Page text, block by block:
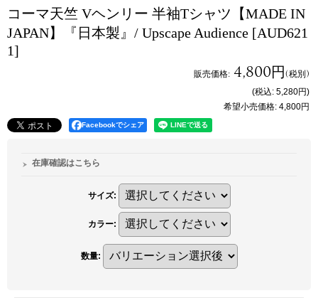
コーマ天竺 Vヘンリー 半袖Tシャツ【MADE IN
JAPAN】『日本製』/ Upscape Audience [AUD621
1]
販売価格: 4,800円(税別)
(税込: 5,280円)
希望小売価格: 4,800円
Facebookでシェア
在庫確認はこちら
サイズ:
カラー:
数量: